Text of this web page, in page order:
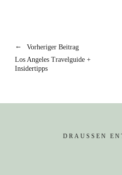
Vorheriger Beitrag
Los Angeles Travelguide +
Insidertipps
DRAUSSEN